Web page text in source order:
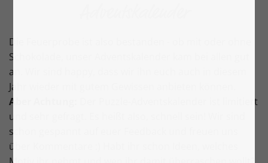
Die Feuerprobe ist also bestanden - ob mit oder ohne
Schokolade, unser Adventskalender kam bei allen gut
an. Wir sind happy, dass wir ihn euch auch in diesem
Jahr wieder mit gutem Gewissen anbieten können.
Aber Achtung:
Der Puzzle-Adventskalender ist limitiert
und sehr gefragt. Es heißt also, schnell sein! Wir sind
schon gespannt auf euer Feedback und freuen uns
über Kommentare :) Habt ihr schon Ideen, welches